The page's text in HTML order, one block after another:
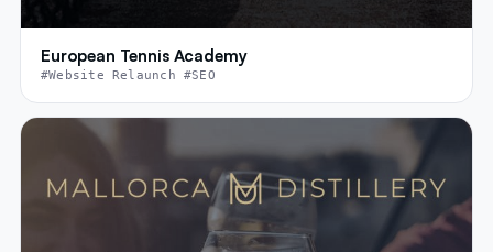
European Tennis Academy
#Website Relaunch #SEO